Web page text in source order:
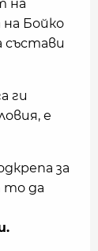
на
Бойко
състави
ги
е
за
то да